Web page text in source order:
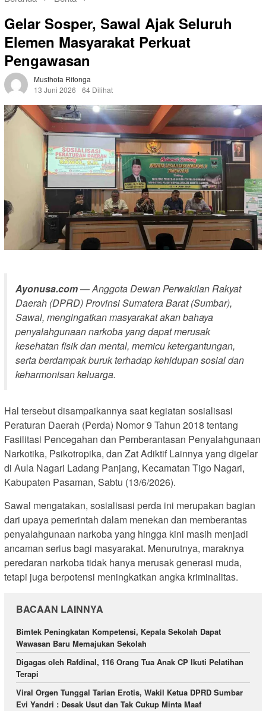
Gelar Sosper, Sawal Ajak Seluruh
Elemen Masyarakat Perkuat
Pengawasan
Musthofa Ritonga
13 Juni 2026
64 Dilihat
Ayonusa.com— Anggota Dewan Perwakilan Rakyat
Daerah (DPRD) Provinsi Sumatera Barat (Sumbar),
Sawal, mengingatkan masyarakat akan bahaya
penyalahgunaan narkoba yang dapat merusak
kesehatan fisik dan mental, memicu ketergantungan,
serta berdampak buruk terhadap kehidupan sosial dan
keharmonisan keluarga.
Hal tersebut disampaikannya saat kegiatan sosialisasi
Peraturan Daerah (Perda) Nomor 9 Tahun 2018 tentang
Fasilitasi Pencegahan dan Pemberantasan Penyalahgunaan
Narkotika, Psikotropika, dan Zat Adiktif Lainnya yang digelar
di Aula Nagari Ladang Panjang, Kecamatan Tigo Nagari,
Kabupaten Pasaman, Sabtu (13/6/2026).
Sawal mengatakan, sosialisasi perda ini merupakan bagian
dari upaya pemerintah dalam menekan dan memberantas
penyalahgunaan narkoba yang hingga kini masih menjadi
ancaman serius bagi masyarakat. Menurutnya, maraknya
peredaran narkoba tidak hanya merusak generasi muda,
tetapi juga berpotensi meningkatkan angka kriminalitas.
BACAAN LAINNYA
Bimtek Peningkatan Kompetensi, Kepala Sekolah Dapat
Wawasan Baru Memajukan Sekolah
Digagas oleh Rafdinal, 116 Orang Tua Anak CP Ikuti Pelatihan
Terapi
Viral Orgen Tunggal Tarian Erotis, Wakil Ketua DPRD Sumbar
Evi Yandri : Desak Usut dan Tak Cukup Minta Maaf